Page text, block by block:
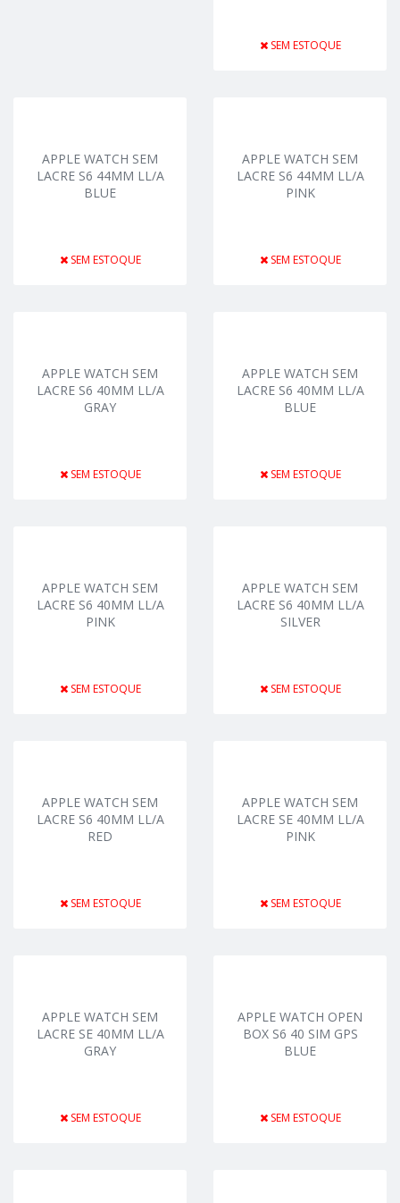
SEM ESTOQUE
APPLE WATCH SEM
LACRE S6 44MM LL/A
BLUE
SEM ESTOQUE
APPLE WATCH SEM
LACRE S6 44MM LL/A
PINK
SEM ESTOQUE
APPLE WATCH SEM
LACRE S6 40MM LL/A
GRAY
SEM ESTOQUE
APPLE WATCH SEM
LACRE S6 40MM LL/A
BLUE
SEM ESTOQUE
APPLE WATCH SEM
LACRE S6 40MM LL/A
PINK
SEM ESTOQUE
APPLE WATCH SEM
LACRE S6 40MM LL/A
SILVER
SEM ESTOQUE
APPLE WATCH SEM
LACRE S6 40MM LL/A
RED
SEM ESTOQUE
APPLE WATCH SEM
LACRE SE 40MM LL/A
PINK
SEM ESTOQUE
APPLE WATCH SEM
LACRE SE 40MM LL/A
GRAY
SEM ESTOQUE
APPLE WATCH OPEN
BOX S6 40 SIM GPS
BLUE
SEM ESTOQUE